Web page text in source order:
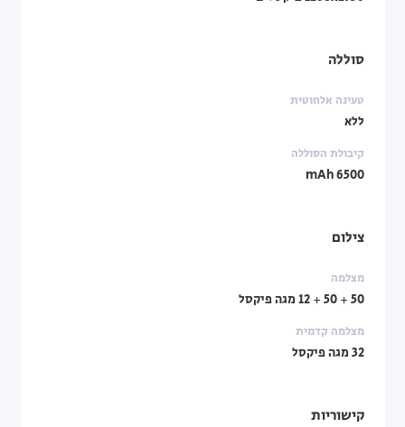
סוללה
טעינה אלחוטית
ללא
קיבולת הסוללה
6500 mAh
צילום
מצלמה
50 + 50 + 12 מגה פיקסל
מצלמה קדמית
32 מגה פיקסל
קישוריות